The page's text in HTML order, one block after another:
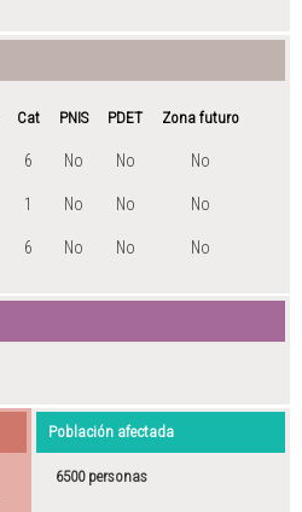
Cat PNIS PDET Zona futuro
6 No No No
1 No No No
6 No No No
Población afectada
6500 personas